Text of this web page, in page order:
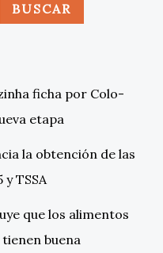
BUSCAR
ficha por Colo-
etapa
la obtención de las
TSSA
que los alimentos
buena